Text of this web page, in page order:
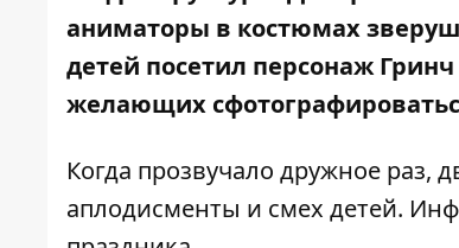
аниматоры в костюмах
детей посетил персонаж
желающих
Когда прозвучало дружное раз,
аплодисменты и смех детей.